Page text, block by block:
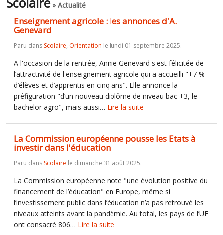
» Actualité
Enseignement agricole : les annonces d'A.
Genevard
Paru dans Scolaire, Orientation le lundi 01 septembre 2025.
A l'occasion de la rentrée, Annie Genevard s'est félicitée de
l’attractivité de l'enseignement agricole qui a accueilli "+7 %
d’élèves et d’apprentis en cinq ans". Elle annonce la
préfiguration "d’un nouveau diplôme de niveau bac +3, le
bachelor agro", mais aussi… Lire la suite
La Commission européenne pousse les Etats à
investir dans l'éducation
Paru dans Scolaire le dimanche 31 août 2025.
La Commission européenne note "une évolution positive du
financement de l’éducation" en Europe, même si
l’investissement public dans l’éducation n’a pas retrouvé les
niveaux atteints avant la pandémie. Au total, les pays de l’UE
ont consacré 806… Lire la suite